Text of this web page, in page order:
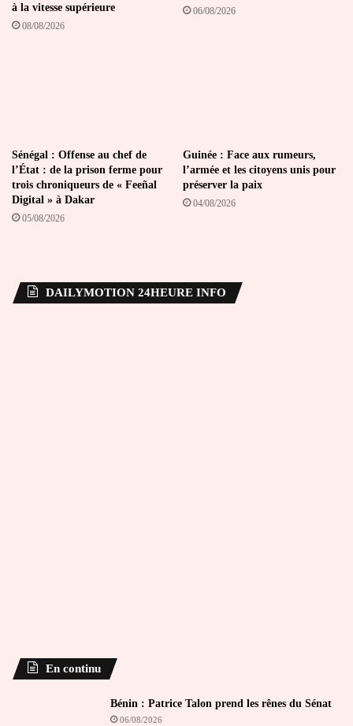
à la vitesse supérieure
08/08/2026
06/08/2026
Sénégal : Offense au chef de
l’État : de la prison ferme pour
trois chroniqueurs de « Feeñal
Digital » à Dakar
05/08/2026
Guinée : Face aux rumeurs,
l’armée et les citoyens unis pour
préserver la paix
04/08/2026
DAILYMOTION 24HEURE INFO
En continu
Bénin : Patrice Talon prend les rênes du Sénat
06/08/2026